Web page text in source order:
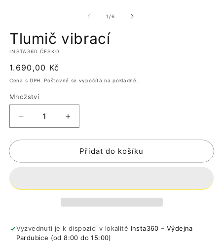
1 /z6
Tlumič vibrací
INSTA360 ČESKO
Běžná
cena
1.690,00 Kč
Cena s DPH. Poštovné se vypočítá na pokladně.
Množství
množství
produktu
vibrací
Zvýšit
množství
produktu
Tlumič
vibrací
Přidat do košíku
Vyzvednutí je k dispozici v lokalitě Insta360 – Výdejna
Pardubice (od 8:00 do 15:00)